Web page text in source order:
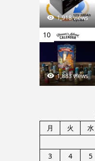
1,918 views
10
1,883 views
月
火 水
3
4 5